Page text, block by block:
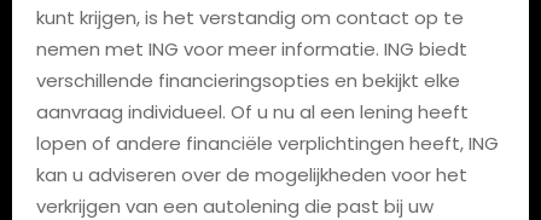
kunt krijgen, is het verstandig om contact op te
nemen met ING voor meer informatie. ING biedt
verschillende financieringsopties en bekijkt elke
aanvraag individueel. Of u nu al een lening heeft
lopen of andere financiële verplichtingen heeft, ING
kan u adviseren over de mogelijkheden voor het
verkrijgen van een autolening die past bij uw